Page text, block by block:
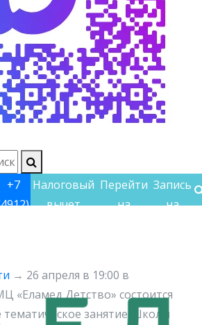
+7
Налоговый
вычет
Перейти
на
Запись
на
→ 26 апреля в 19:00 в
«Еламед Детство» состоится
тематическое занятие Школы